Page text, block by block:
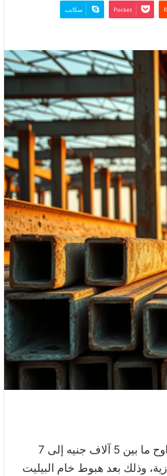
‫Pocket سكايب
فى الأسواق محليا، تراجعا يتراوح ما بين 5 آلاف جنيه إلى 7
وذلك بعد هبوط خام البيليت